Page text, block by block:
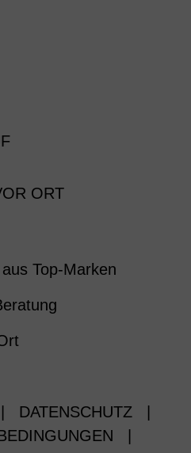
ORT
Top-Marken
DATENSCHUTZ